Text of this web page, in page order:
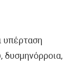
υπέρταση
δυσμηνόρροια,